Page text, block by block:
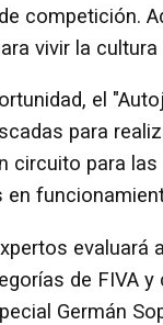
competición.
vivir la
el
para
circuito para
en
de FIVA
Germán